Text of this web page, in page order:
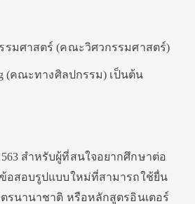
รมศาสตร์ (คณะวิศวกรรมศาสตร์)
(คณะทางศิลปกรรม) เป็นต้น
สำหรับผู้ที่สนใจอยากศึกษาต่อ
อสอบรูปแบบใหม่ที่สามารถใช้ยื่น
รนานาชาติ หรือหลักสูตรอินเตอร์